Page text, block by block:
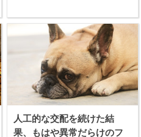
人工的な交配を続けた結
果、もはや異常だらけのフ